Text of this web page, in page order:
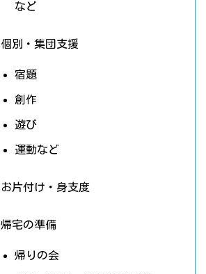
など
個別・集団支援
宿題
創作
遊び
運動など
お片付け・身支度
帰宅の準備
帰りの会